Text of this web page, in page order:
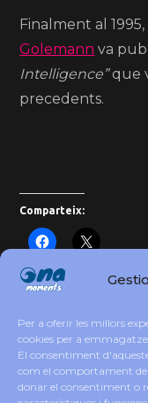
Per a oferir les millors
cookies per a
El consentiment
com el comportament de
donar el consentiment o
Finalment al
Golemann va
Intelligence”que
precedents.
Comparteix:
Moments : El